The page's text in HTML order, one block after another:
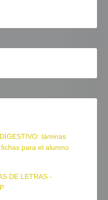
láminas
para el alumno
DE LETRAS -